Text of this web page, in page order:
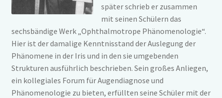
später schrieb er zusammen
mit seinen Schülern das
sechsbändige Werk „Ophthalmotrope Phänomenologie“.
Hier ist der damalige Kenntnisstand der Auslegung der
Phänomene in der Iris und in den sie umgebenden
Strukturen ausführlich beschrieben. Sein großes Anliegen,
ein kollegiales Forum für Augendiagnose und
Phänomenologie zu bieten, erfüllten seine Schüler mit der